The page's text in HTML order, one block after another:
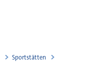
Sportstätten